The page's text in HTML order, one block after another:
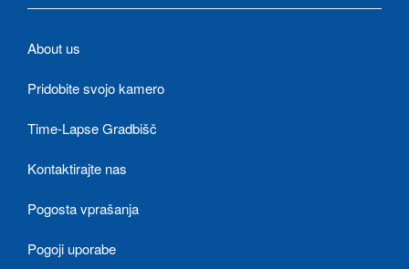
About us
Pridobite svojo kamero
Time-Lapse Gradbišč
Kontaktirajte nas
Pogosta vprašanja
Pogoji uporabe